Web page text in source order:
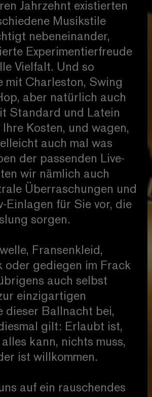
Jahrzehnt existierten
Musikstile
nebeneinander,
Experimentierfreude
Vielfalt. Und so
mit Charleston, Swing
aber natürlich auch
Standard und Latein
Ihre Kosten, und wagen,
auch mal was
der passenden Live-
wir nämlich auch
Überraschungen und
Einlagen für Sie vor, die
sorgen.
Fransenkleid,
oder gediegen im Frack
auch selbst
einzigartigen
dieser Ballnacht bei,
gilt: Erlaubt ist,
kann, nichts muss,
ist willkommen.
auf ein rauschendes